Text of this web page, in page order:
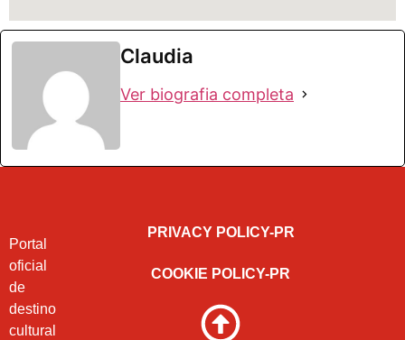
Claudia
Ver biografia completa
Portal
oficial
de
destino
cultural
PRIVACY POLICY-PR
COOKIE POLICY-PR